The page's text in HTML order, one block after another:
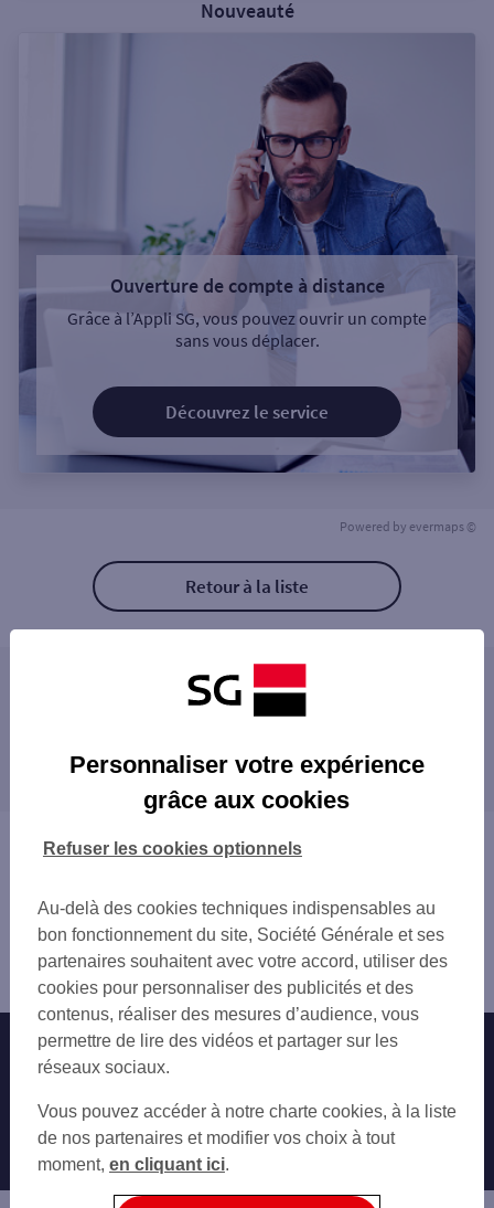
Nouveauté
Ouverture de compte à distance
Grâce à l’Appli SG, vous pouvez ouvrir un compte
sans vous déplacer.
Découvrez le service
Powered by evermaps ©
Retour à la liste
Les distributeurs/automates à proximité
SO CANNES
ELS LE CANNET
LE CANNET 1 BD PAUL DOUMER
LE CANNET 113 BD PAUL DOUMER
LE CANNET ROCHEVILLE
CSO PB CANNES
CANNES BOCCA TONNER
CANNES 10 RUE MONSEIGNEUR JEANCARD
VALLAURIS 1 AV DU TAPIS VERT
SHELL BREGUIERE
VALLAURIS 24 AV DE LA GARE
CSO MANDELIEU 1
CSO MANDELIEU 2
MANDELIEU LA NAPOULE
proximité
MOUGINS
MOUANS-SARTOUX
ANTIBES
VALBONNE
BIOT
GRASSE
VILLENEUVE-LOUBET
CAGNES-SUR-MER
SAINT-LAURENT-DU-VAR
VENCE
SAINT-RAPHAËL
Vous êtes ici : Accueil
Cannes
Distributeur/automate CANNES 87 RUE FELIX FAURE
Nos engagements Nous contacter
Autres sites SG
Professionnels
Entreprises
Personnaliser votre expérience
grâce aux cookies
Au-delà des cookies techniques indispensables au
bon fonctionnement du site, Société Générale et ses
partenaires souhaitent avec votre accord, utiliser des
cookies pour personnaliser des publicités et des
contenus, réaliser des mesures d’audience, vous
permettre de lire des vidéos et partager sur les
réseaux sociaux.
Vous pouvez accéder à notre charte cookies, à la liste
de nos partenaires et modifier vos choix à tout
moment, en cliquant ici.
Refuser les cookies optionnels